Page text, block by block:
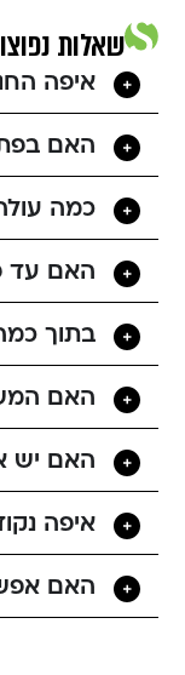
שאלות
איפה
האם
כמה
האם עד
בתוך
האם
האם יש
איפה
האם